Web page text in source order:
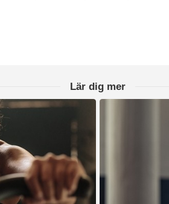
Lär dig mer